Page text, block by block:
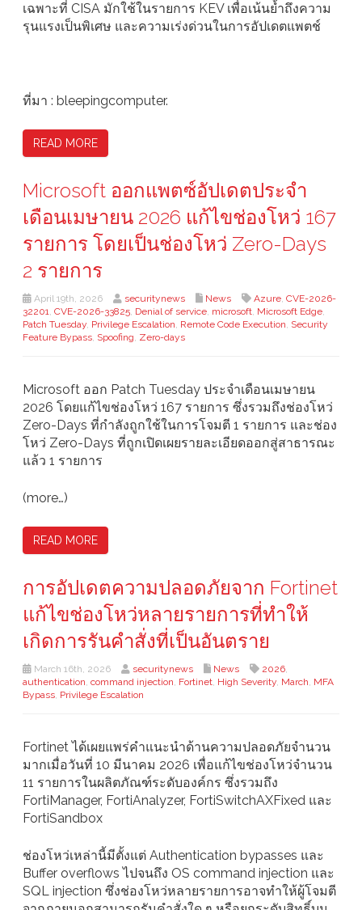
เฉพาะที่ CISA มักใช้ในรายการ KEV เพื่อเน้นย้ำถึงความ
รุนแรงเป็นพิเศษ และความเร่งด่วนในการอัปเดตแพตช์
ที่มา : bleepingcomputer.
READ MORE
Microsoft ออกแพตซ์อัปเดตประจำ
เดือนเมษายน 2026 แก้ไขช่องโหว่ 167
รายการ โดยเป็นช่องโหว่ Zero-Days
2 รายการ
April 19th, 2026 securitynews News Azure, CVE-2026-
32201, CVE-2026-33825, Denial of service, microsoft, Microsoft Edge,
Patch Tuesday, Privilege Escalation, Remote Code Execution, Security
Feature Bypass, Spoofing, Zero-days
Microsoft ออก Patch Tuesday ประจำเดือนเมษายน
2026 โดยแก้ไขช่องโหว่ 167 รายการ ซึ่งรวมถึงช่องโหว่
Zero-Days ที่กำลังถูกใช้ในการโจมตี 1 รายการ และช่อง
โหว่ Zero-Days ที่ถูกเปิดเผยรายละเอียดออกสู่สาธารณะ
แล้ว 1 รายการ
(more…)
READ MORE
การอัปเดตความปลอดภัยจาก Fortinet
แก้ไขช่องโหว่หลายรายการที่ทำให้
เกิดการรันคำสั่งที่เป็นอันตราย
March 16th, 2026 securitynews News 2026,
authentication, command injection, Fortinet, High Severity, March, MFA
Bypass, Privilege Escalation
Fortinet ได้เผยแพร่คำแนะนำด้านความปลอดภัยจำนวน
มากเมื่อวันที่ 10 มีนาคม 2026 เพื่อแก้ไขช่องโหว่จำนวน
11 รายการในผลิตภัณฑ์ระดับองค์กร ซึ่งรวมถึง
FortiManager, FortiAnalyzer, FortiSwitchAXFixed และ
FortiSandbox
ช่องโหว่เหล่านี้มีตั้งแต่ Authentication bypasses และ
Buffer overflows ไปจนถึง OS command injection และ
SQL injection ซึ่งช่องโหว่หลายรายการอาจทำให้ผู้โจมตี